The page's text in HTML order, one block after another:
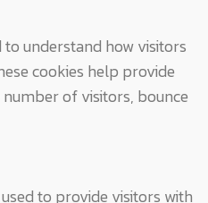
understand how visitors
cookies help provide
of visitors, bounce
to provide visitors with